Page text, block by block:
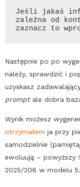
Jeśli jakaś
zależna od
zaznacz to
Następnie po po
należy, sprawdzić i
uzyskasz
prompt ale dobra
Wynik możesz
otrzymałem ja przy
samodzielnie
ewoluują – powyższy
2025/206 w modelu